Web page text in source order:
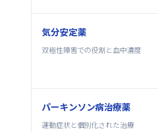
気分安定薬
双極性障害での役割と血中濃度
パーキンソン病治療薬
運動症状と個別化された治療